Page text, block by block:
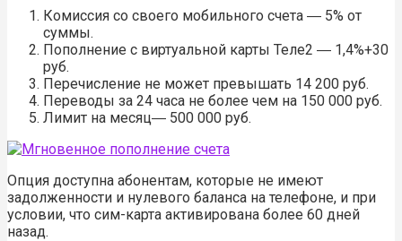
Комиссия со своего мобильного счета ― 5% от
суммы.
Пополнение с виртуальной карты Теле2 ― 1,4%+30
руб.
Перечисление не может превышать 14 200 руб.
Переводы за 24 часа не более чем на 150 000 руб.
Лимит на месяц― 500 000 руб.
Опция доступна абонентам, которые не имеют
задолженности и нулевого баланса на телефоне, и при
условии, что сим-карта активирована более 60 дней
назад.